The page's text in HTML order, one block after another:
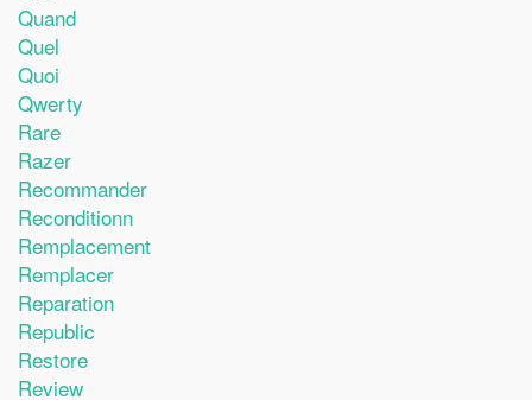
Quand
Quel
Quoi
Qwerty
Rare
Razer
Recommander
Reconditionn
Remplacement
Remplacer
Reparation
Republic
Restore
Review